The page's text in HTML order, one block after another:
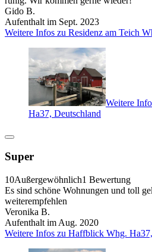
Gido B.
Aufenthalt im Sept. 2023
Weitere Infos zu Residenz am Teich
Weitere
Ha37, Deutschland
Super
10Außergewöhnlich1 Bewertung
Es sind schöne Wohnungen und toll
weiterempfehlen
Veronika B.
Aufenthalt im Aug. 2020
Weitere Infos zu Haffblick Whg.